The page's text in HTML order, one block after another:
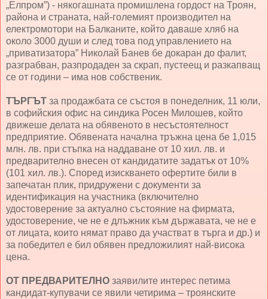
„Елпром”) - някогашната промишлена гордост на Троян,
района и страната, най-големият производител на
електромотори на Балканите, който даваше хляб на
около 3000 души и след това под управлението на
„приватизатора” Николай Банев бе докаран до фалит,
разграбван, разпродаден за скрап, пустеещ и разкапващ
се от години – има нов собственик.
ТЪРГЪТ за продажбата се състоя в понеделник, 11 юли,
в софийския офис на синдика Росен Милошев, който
движеше делата на обявеното в несъстоятелност
предприятие. Обявената начална тръжна цена бе 1,015
млн. лв. при стъпка на наддаване от 10 хил. лв. и
предварително внесен от кандидатите задатък от 10%
(101 хил. лв.). Според изискването офертите били в
запечатан плик, придружени с документи за
идентификация на участника (включително
удостоверение за актуално състояние на фирмата,
удостоверение, че не е длъжник към държавата, че не е
от лицата, които нямат право да участват в търга и др.) и
за победител е бил обявен предложилият най-висока
цена.
ОТ ПРЕДВАРИТЕЛНО заявилите интерес петима
кандидат-купувачи се явили четирима – троянските